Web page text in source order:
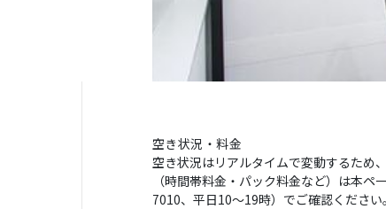
空き状況・料金
空き状況はリアルタイムで変動するため
（時間帯料金・パック料金など）は本
7010、平日10〜19時）でご確認ください